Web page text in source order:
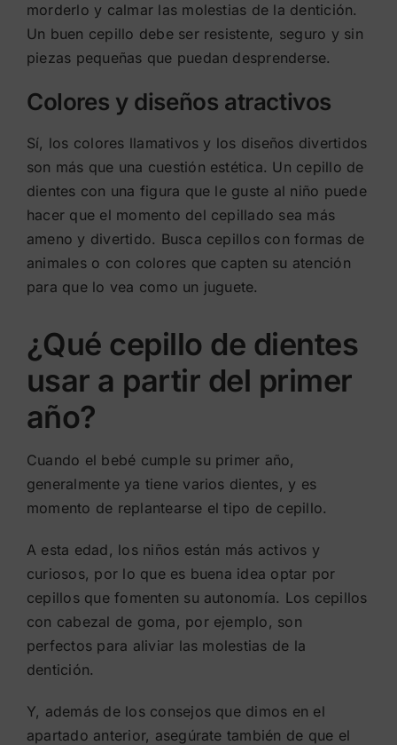
morderlo y calmar las molestias de la dentición.
Un buen cepillo debe ser resistente, seguro y sin
piezas pequeñas que puedan desprenderse.
Colores y diseños atractivos
Sí, los colores llamativos y los diseños divertidos
son más que una cuestión estética. Un cepillo de
dientes con una figura que le guste al niño puede
hacer que el momento del cepillado sea más
ameno y divertido. Busca cepillos con formas de
animales o con colores que capten su atención
para que lo vea como un juguete.
¿Qué cepillo de dientes
usar a partir del primer
año?
Cuando el bebé cumple su primer año,
generalmente ya tiene varios dientes, y es
momento de replantearse el tipo de cepillo.
A esta edad, los niños están más activos y
curiosos, por lo que es buena idea optar por
cepillos que fomenten su autonomía. Los cepillos
con cabezal de goma, por ejemplo, son
perfectos para aliviar las molestias de la
dentición.
Y, además de los consejos que dimos en el
apartado anterior, asegúrate también de que el